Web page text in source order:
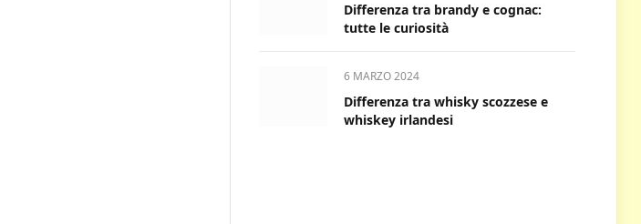
Differenza tra brandy e cognac:
tutte le curiosità
6 MARZO 2024
Differenza tra whisky scozzese e
whiskey irlandesi